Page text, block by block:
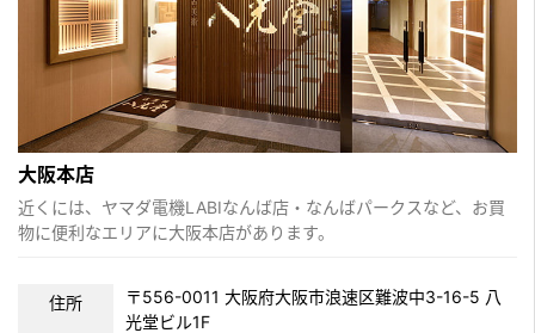
大阪本店
近くには、ヤマダ電機LABIなんば店・なんばパークスなど、お買
物に便利なエリアに大阪本店があります。
住所
〒556-0011 大阪府大阪市浪速区難波中3-16-5 八
光堂ビル1F